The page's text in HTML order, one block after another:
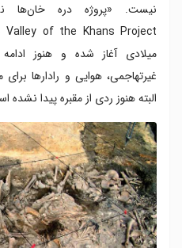
میلادی آغاز شده و هنوز ادامه
غیرتهاجمی، هوایی و رادارها
البته هنوز ردی از مقبره پیدا نشده